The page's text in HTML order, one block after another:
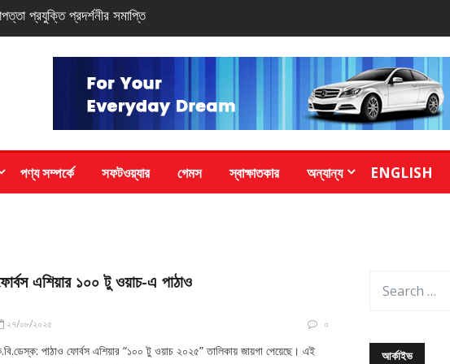
সিরিজ স্মার্টফোন
পণ্য সম্পর্কে সফটওয়্যার গেমস স্বাক্ষাতকার অন্যান্য ENGLISH
এশিয়ার ১০০ টু ওয়াচ-এ পাঠাও
২৭/০৮/২০২৫ ০
পাঠাও ফোর্বস এশিয়ার “১০০ টু ওয়াচ ২০২৫” তালিকায় জায়গা পেয়েছে। এই
আর্কাইভ